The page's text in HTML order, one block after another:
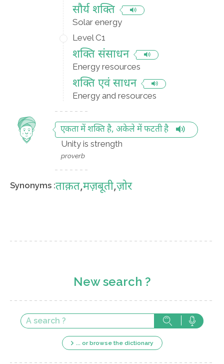
सौर्य शक्ति
Solar energy
Level C1
शक्ति संसाधन
Energy resources
शक्ति एवं साधन
Energy and resources
एकता में शक्ति है, अकेले में फटती है
Unity is strength
proverb
Synonyms :ताक़त,मज़बूती,ज़ोर
New search ?
... or browse the dictionary